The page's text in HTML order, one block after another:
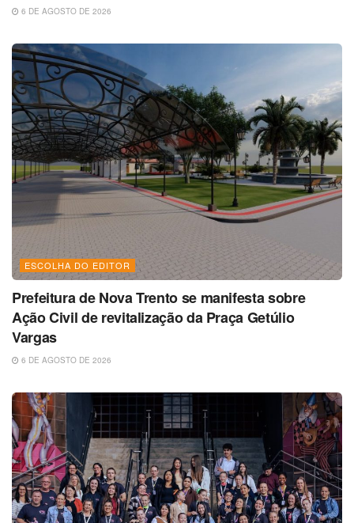
6 DE AGOSTO DE 2026
ESCOLHA DO EDITOR
Prefeitura de Nova Trento se manifesta sobre
Ação Civil de revitalização da Praça Getúlio
Vargas
6 DE AGOSTO DE 2026